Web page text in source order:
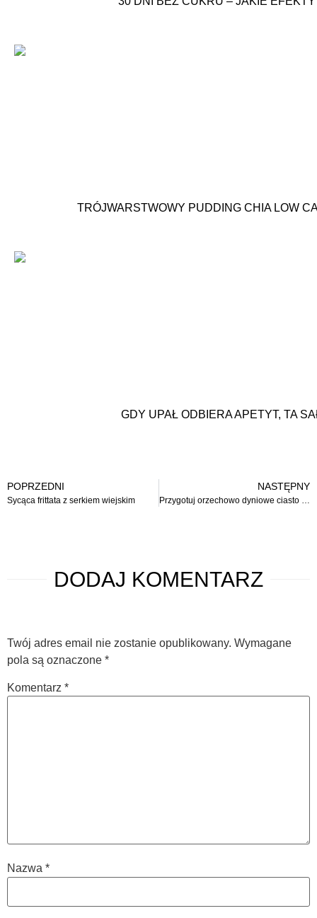
TRÓJWARSTWOWY PUDDING CHIA LOW
GDY UPAŁ ODBIERA APETYT, TA
POPRZEDNI
Sycąca frittata z serkiem wiejskim
NASTĘPNY
Przygotuj orzechowo dyniowe ciasto bez dodatku cukru
DODAJ KOMENTARZ
Twój adres email nie zostanie opublikowany. Wymagane
pola są oznaczone *
Komentarz *
Nazwa *